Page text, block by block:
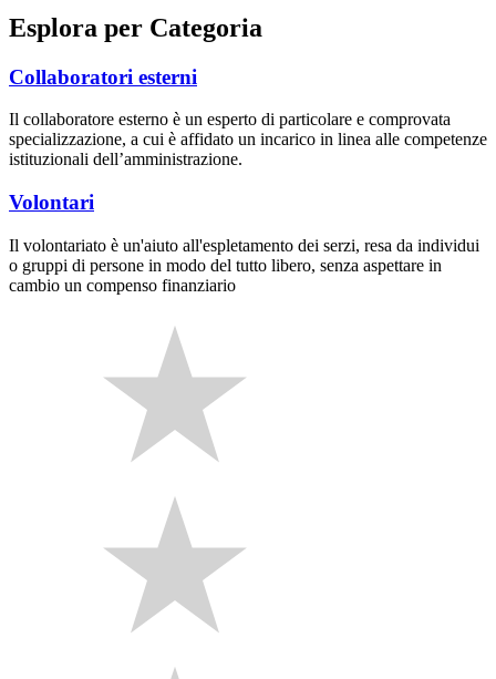
Esplora per Categoria
Collaboratori esterni
Il collaboratore esterno è un esperto di particolare e comprovata
specializzazione, a cui è affidato un incarico in linea alle competenze
istituzionali dell’amministrazione.
Volontari
Il volontariato è un'aiuto all'espletamento dei serzi, resa da individui
o gruppi di persone in modo del tutto libero, senza aspettare in
cambio un compenso finanziario